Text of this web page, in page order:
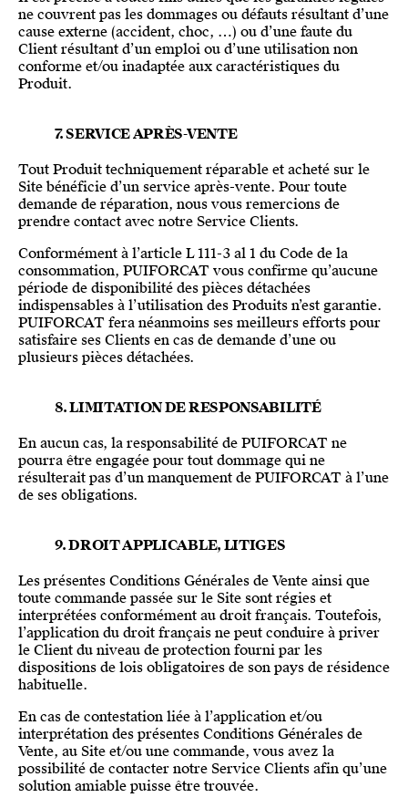
ne couvrent pas les dommages ou défauts résultant d’une
cause externe (accident, choc, …) ou d’une faute du
Client résultant d’un emploi ou d’une utilisation non
conforme et/ou inadaptée aux caractéristiques du
Produit.
7. SERVICE APRÈS-VENTE
Tout Produit techniquement réparable et acheté sur le
Site bénéficie d’un service après-vente. Pour toute
demande de réparation, nous vous remercions de
prendre contact avec notre Service Clients.
Conformément à l’article L 111-3 al 1 du Code de la
consommation, PUIFORCAT vous confirme qu’aucune
période de disponibilité des pièces détachées
indispensables à l’utilisation des Produits n’est garantie.
PUIFORCAT fera néanmoins ses meilleurs efforts pour
satisfaire ses Clients en cas de demande d’une ou
plusieurs pièces détachées.
8. LIMITATION DE RESPONSABILITÉ
En aucun cas, la responsabilité de PUIFORCAT ne
pourra être engagée pour tout dommage qui ne
résulterait pas d’un manquement de PUIFORCAT à l’une
de ses obligations.
9. DROIT APPLICABLE, LITIGES
Les présentes Conditions Générales de Vente ainsi que
toute commande passée sur le Site sont régies et
interprétées conformément au droit français. Toutefois,
l’application du droit français ne peut conduire à priver
le Client du niveau de protection fourni par les
dispositions de lois obligatoires de son pays de résidence
habituelle.
En cas de contestation liée à l’application et/ou
interprétation des présentes Conditions Générales de
Vente, au Site et/ou une commande, vous avez la
possibilité de contacter notre Service Clients afin qu’une
solution amiable puisse être trouvée.